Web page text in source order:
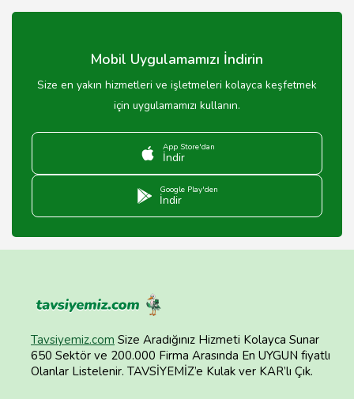
Mobil Uygulamamızı İndirin
Size en yakın hizmetleri ve işletmeleri kolayca keşfetmek
için uygulamamızı kullanın.
App Store'dan
İndir
Google Play'den
İndir
Tavsiyemiz.com Size Aradığınız Hizmeti Kolayca Sunar
650 Sektör ve 200.000 Firma Arasında En UYGUN fiyatlı
Olanlar Listelenir. TAVSİYEMİZ’e Kulak ver KAR’lı Çık.